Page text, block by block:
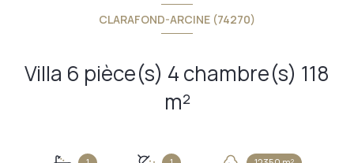
CLARAFOND-ARCINE (74270)
Villa 6 pièce(s) 4 chambre(s) 118
m²